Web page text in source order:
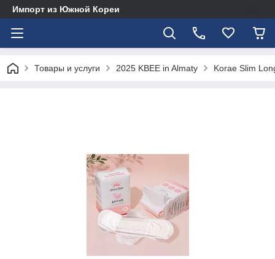
Импорт из Южной Кореи
Товары и услуги 2025 KBEE in Almaty Korae Slim